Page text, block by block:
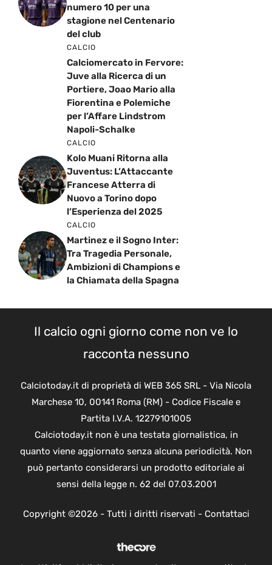
numero 10 per una
stagione nel Centenario
del club
CALCIO
Calciomercato in Fervore:
Juve alla Ricerca di un
Portiere, Joao Mario alla
Fiorentina e Polemiche
per l’Affare Lindstrom
Napoli-Schalke
CALCIO
Kolo Muani Ritorna alla
Juventus: L’Attaccante
Francese Atterra di
Nuovo a Torino dopo
l’Esperienza del 2025
CALCIO
Martinez e il Sogno Inter:
Tra Tragedia Personale,
Ambizioni di Champions e
la Chiamata della Spagna
Il calcio ogni giorno come non ve lo
racconta nessuno
Calciotoday.it di proprietà di WEB 365 SRL - Via Nicola
Marchese 10, 00141 Roma (RM) - Codice Fiscale e
Partita I.V.A. 12279101005
Calciotoday.it non è una testata giornalistica, in
quanto viene aggiornato senza alcuna periodicità. Non
può pertanto considerarsi un prodotto editoriale ai
sensi della legge n. 62 del 07.03.2001
Copyright ©2026 - Tutti i diritti riservati - Contattaci